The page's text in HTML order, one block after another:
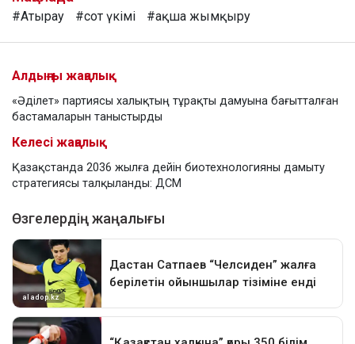
#Атырау #сот үкімі #ақша жымқыру
Алдыңғы жаңалық
«Әділет» партиясы халықтың тұрақты дамуына бағытталған
бастамаларын таныстырды
Келесі жаңалық
Қазақстанда 2036 жылға дейін биотехнологияны дамыту
стратегиясы талқыланды: ДСМ